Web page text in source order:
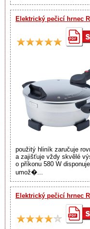
Elektrický pečicí hrnec
použitý hliník zaručuje
a zajišťuje vždy skvělé
o příkonu 580 W
umož�...
Elektrický pečicí hrnec